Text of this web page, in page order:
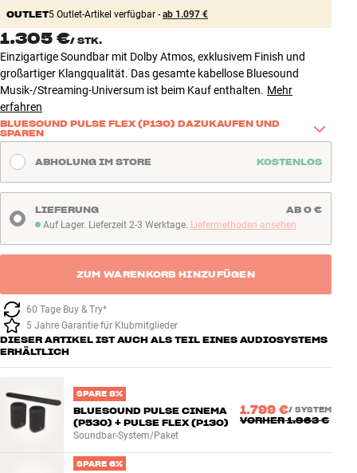
Bauen mit Klang
OUTLET5 Outlet-Artikel verfügbar - ab 1.097 €
1.305 €/ STK.
Einzigartige Soundbar mit Dolby Atmos, exklusivem Finish und
großartiger Klangqualität. Das gesamte kabellose Bluesound
Musik-/Streaming-Universum ist beim Kauf enthalten. Mehr
erfahren
BLUESOUND PULSE FLEX (P130) DAZUKAUFEN UND
SPAREN
Kaufe dieses Produkt zusammen mit einer Bluesound PULSE FLEX
(P130) und erweitere Dein System ganz einfach. Mit einer PULSE
zwei Lautsprechern sparst Du 164 € und kannst sie für Multiroom
oder als kabellose Rücklautsprecher nutzen.
Mehr erfahren
ABHOLUNG IM STORE KOSTENLOS
Auf Lager. Lieferzeit 2-3 Werktage
Auf Lager. Lieferzeit 2-3 Werktage. Liefermethoden ansehen
LIEFERUNG AB 0 €
ZUM WARENKORB HINZUFÜGEN
60 Tage Buy & Try*
5 Jahre Garantie für Klubmitglieder
DIESER ARTIKEL IST AUCH ALS TEIL EINES AUDIOSYSTEMS
ERHÄLTLICH
SPARE 8%
BLUESOUND PULSE CINEMA
(P530) + PULSE FLEX (P130)
Soundbar-System/Paket
1.799 €/ SYSTEM
VORHER1.963 €
SPARE 6%